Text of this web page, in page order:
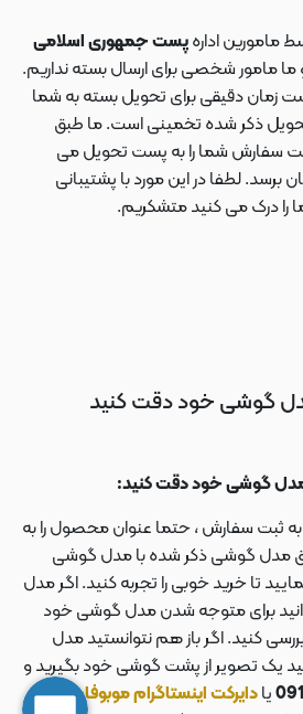
مامورین ادارهپست جمهوری اسلامی
مامور شخصی برای ارسال بسته نداریم.
زمان دقیقی برای تحویل بسته به شما
ذکر شده تخمینی است. ما طبق
سفارش شما را به پست تحویل می
برسد. لطفا در این مورد با پشتیبانی
را درک می کنید متشکریم.
گوشی خود دقت کنید
مدل گوشی خود دقت کنید:
به ثبت سفارش ، حتما عنوان محصول را به
مدل گوشی ذکر شده با مدل گوشی
تا خرید خوبی را تجربه کنید. اگر مدل
برای متوجه شدن مدل گوشی خود
کنید. اگر باز هم نتوانستید مدل
یک تصویر از پشت گوشی خود بگیرید و
یادایرکت اینستاگرام موبوفان به